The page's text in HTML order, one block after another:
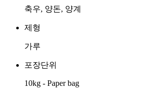
축우, 양돈, 양계
제형
가루
포장단위
10kg - Paper bag